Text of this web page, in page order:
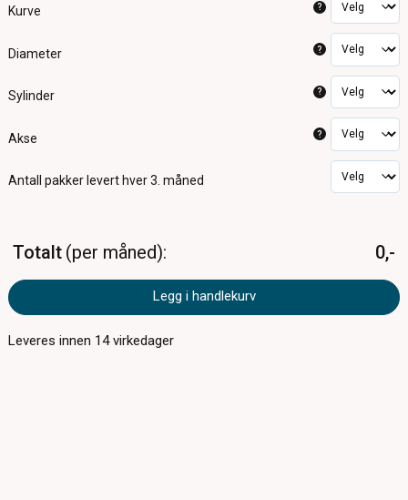
Kurve ?
Diameter ?
Sylinder ?
Akse ?
Antall pakker levert hver 3. måned
Totalt per måned 0,-
Legg i handlekurv
Leveres innen 14virkedager